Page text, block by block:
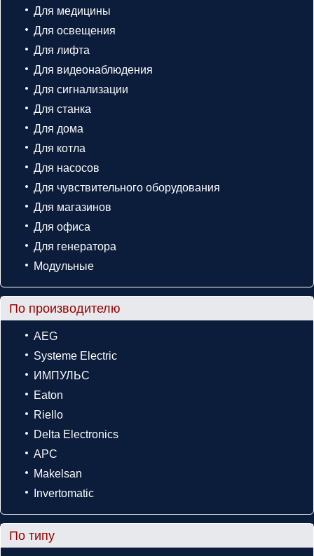
Для медицины
Для освещения
Для лифта
Для видеонаблюдения
Для сигнализации
Для станка
Для дома
Для котла
Для насосов
Для чувствительного оборудования
Для магазинов
Для офиса
Для генератора
Модульные
По производителю
AEG
Systeme Electric
ИМПУЛЬС
Eaton
Riello
Delta Electronics
APC
Makelsan
Invertomatic
По типу